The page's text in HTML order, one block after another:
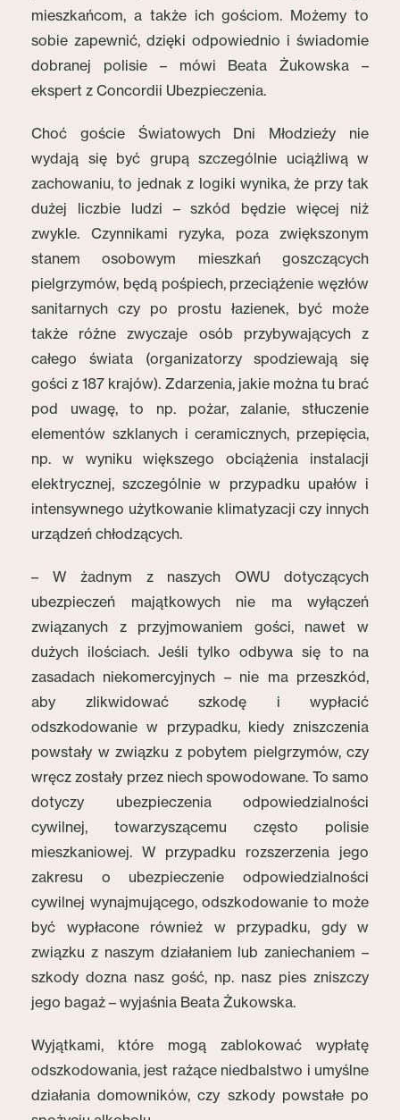
mieszkańcom, a także ich gościom. Możemy to
sobie zapewnić, dzięki odpowiednio i świadomie
dobranej polisie – mówi Beata Żukowska –
ekspert z Concordii Ubezpieczenia.
Choć goście Światowych Dni Młodzieży nie
wydają się być grupą szczególnie uciążliwą w
zachowaniu, to jednak z logiki wynika, że przy tak
dużej liczbie ludzi – szkód będzie więcej niż
zwykle. Czynnikami ryzyka, poza zwiększonym
stanem osobowym mieszkań goszczących
pielgrzymów, będą pośpiech, przeciążenie węzłów
sanitarnych czy po prostu łazienek, być może
także różne zwyczaje osób przybywających z
całego świata (organizatorzy spodziewają się
gości z 187 krajów). Zdarzenia, jakie można tu brać
pod uwagę, to np. pożar, zalanie, stłuczenie
elementów szklanych i ceramicznych, przepięcia,
np. w wyniku większego obciążenia instalacji
elektrycznej, szczególnie w przypadku upałów i
intensywnego użytkowanie klimatyzacji czy innych
urządzeń chłodzących.
– W żadnym z naszych OWU dotyczących
ubezpieczeń majątkowych nie ma wyłączeń
związanych z przyjmowaniem gości, nawet w
dużych ilościach. Jeśli tylko odbywa się to na
zasadach niekomercyjnych – nie ma przeszkód,
aby zlikwidować szkodę i wypłacić
odszkodowanie w przypadku, kiedy zniszczenia
powstały w związku z pobytem pielgrzymów, czy
wręcz zostały przez niech spowodowane. To samo
dotyczy ubezpieczenia odpowiedzialności
cywilnej, towarzyszącemu często polisie
mieszkaniowej. W przypadku rozszerzenia jego
zakresu o ubezpieczenie odpowiedzialności
cywilnej wynajmującego, odszkodowanie to może
być wypłacone również w przypadku, gdy w
związku z naszym działaniem lub zaniechaniem –
szkody dozna nasz gość, np. nasz pies zniszczy
jego bagaż – wyjaśnia Beata Żukowska.
Wyjątkami, które mogą zablokować wypłatę
odszkodowania, jest rażące niedbalstwo i umyślne
działania domowników, czy szkody powstałe po